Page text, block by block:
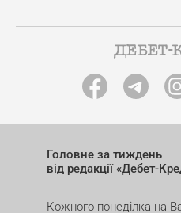
Головне за тиждень
від редакції «Дебет-
Кожного понеділка на